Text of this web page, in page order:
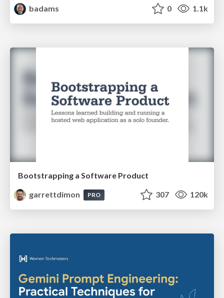
badams
0 1.1k
Bootstrapping a Software Product
garrettdimon
PRO 307 120k